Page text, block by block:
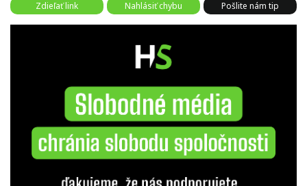
Zdieľať link Nahlásiť chybu Pošlite nám tip